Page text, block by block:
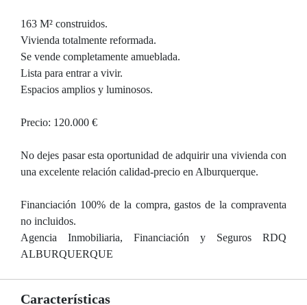
163 M² construidos.
Vivienda totalmente reformada.
Se vende completamente amueblada.
Lista para entrar a vivir.
Espacios amplios y luminosos.
Precio: 120.000 €
No dejes pasar esta oportunidad de adquirir una vivienda con
una excelente relación calidad-precio en Alburquerque.
Financiación 100% de la compra, gastos de la compraventa
no incluidos.
Agencia Inmobiliaria, Financiación y Seguros RDQ
ALBURQUERQUE
Características